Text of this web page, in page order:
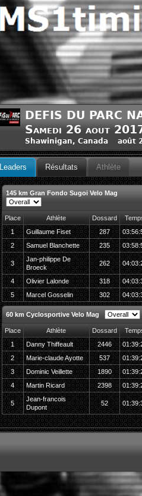
DEFIS DU PARC
Samedi 26 aout
Shawinigan, Canada août
Leaders Résultats Athlète
145 km Gran Fondo Sugoi Velo Mag
Place Athlète Dossard
1
Guillaume Fiset 287
2
Samuel Blanchette 235
3
Jan-philippe De
Broeck
262
4 Olivier Lalonde 318
5
Marcel Gosselin 302
60 km Cyclosportive Velo Mag
Place Athlète Dossard
1
Danny Thiffeault 2446
2
Marie-claude Ayotte 537
3
Dominic Veillette 1890
4
Martin Ricard 2398
5
Jean-francois
Dupont
52